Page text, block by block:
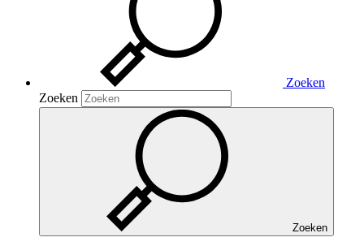
Zoeken
Zoeken
Zoeken